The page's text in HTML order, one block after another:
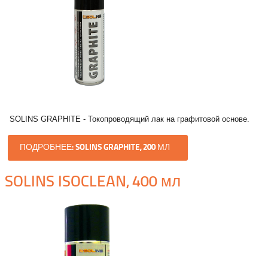
SOLINS GRAPHITE - Токопроводящий лак на графитовой основе.
ПОДРОБНЕЕ: SOLINS GRAPHITE, 200 МЛ
SOLINS ISOCLEAN, 400 мл